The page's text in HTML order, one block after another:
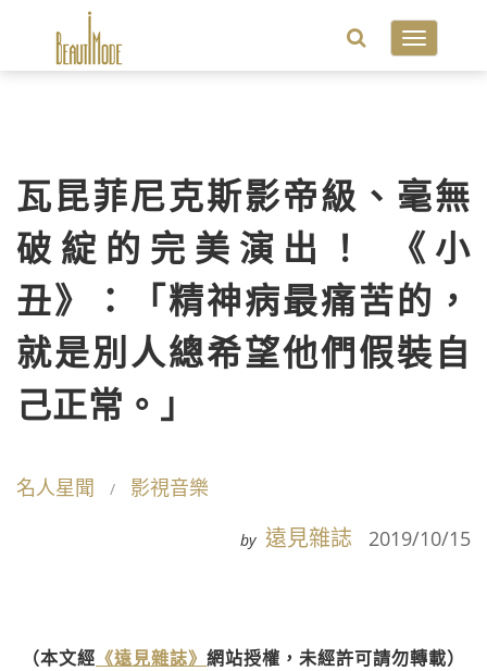
Toggle
瓦昆菲尼克斯影帝級、毫無
破綻的完美演出！ 《小
丑》：「精神病最痛苦的，
就是別人總希望他們假裝自
己正常。」
名人星聞 影視音樂
by 遠見雜誌 2019/10/15
（本文經 《遠見雜誌》 網站授權，未經許可請勿轉載）